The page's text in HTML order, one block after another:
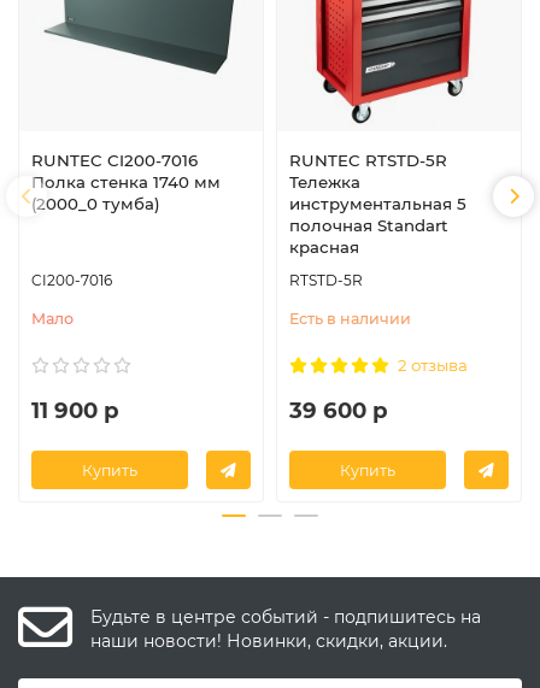
RUNTEC CI200-7016
Полка стенка 1740 мм
(2000_0 тумба)
CI200-7016
Мало
11 900 р
Купить
RUNTEC RTSTD-5R
Тележка
инструментальная 5
полочная Standart
красная
RTSTD-5R
Есть в наличии
2 отзыва
39 600 р
Купить
Будьте в центре событий - подпишитесь на
наши новости! Новинки, скидки, акции.